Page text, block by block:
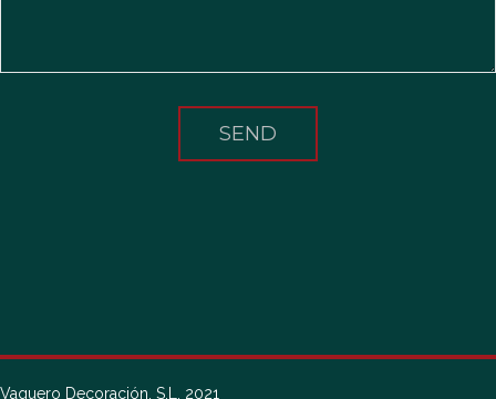
Vaquero Decoración, S.L. 2021